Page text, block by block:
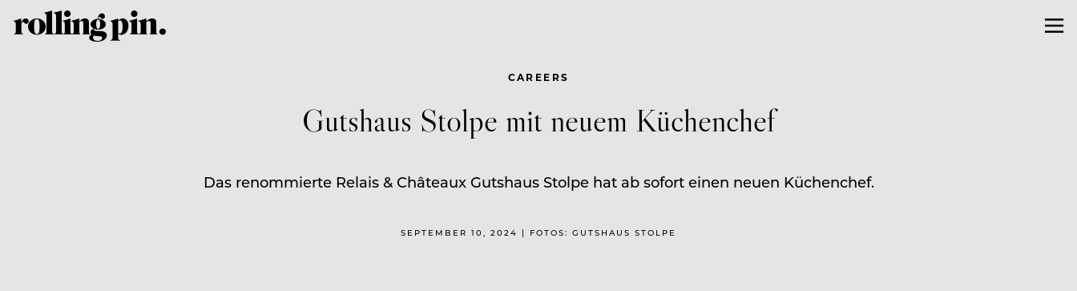
CAREERS
Gutshaus Stolpe mit neuem Küchenchef
Das renommierte Relais & Châteaux Gutshaus Stolpe hat ab sofort einen neuen Küchenchef.
SEPTEMBER 10, 2024 | FOTOS: GUTSHAUS STOLPE